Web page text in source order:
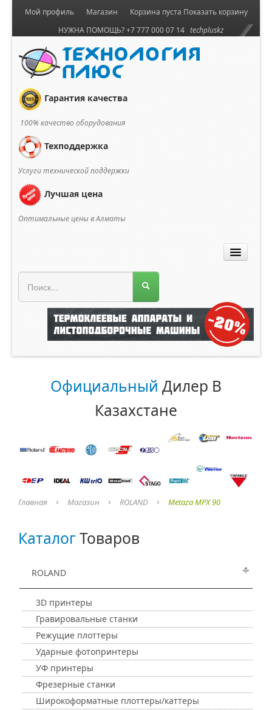
Корзина пуста Показать корзину
Мой профиль
Магазин
НУЖНА ПОМОЩЬ? +7 777 000 07 14 techpluskz
Гарантия качества
100% качество оборудования
Техподдержка
Услуги технической поддержки
Лучшая цена
Оптимальные цены в Алматы
Официальный Дилер В
Казахстане
Главная Магазин ROLAND Metaza MPX 90
КаталогТоваров
ROLAND
3D принтеры
Гравировальные станки
Режущие плоттеры
Ударные фотопринтеры
УФ принтеры
Фрезерные станки
Широкоформатные плоттеры/каттеры